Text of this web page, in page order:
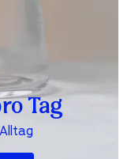
Tag